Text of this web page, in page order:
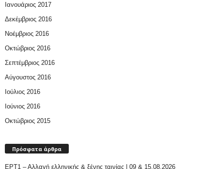
Ιανουάριος 2017
Δεκέμβριος 2016
Νοέμβριος 2016
Οκτώβριος 2016
Σεπτέμβριος 2016
Αύγουστος 2016
Ιούλιος 2016
Ιούνιος 2016
Οκτώβριος 2015
Πρόσφατα άρθρα
ΕΡΤ1 – Αλλαγή ελληνικής & ξένης ταινίας | 09 & 15.08.2026